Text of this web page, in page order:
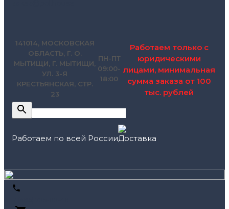
141014, МОСКОВСКАЯ
ОБЛАСТЬ, Г. О.
МЫТИЩИ, Г. МЫТИЩИ,
УЛ. 3-Я
КРЕСТЬЯНСКАЯ, СТР.
23
ПН-ПТ
09:00-
18:00
Работаем только с
юридическими
лицами, минимальная
сумма заказа от 100
тыс. рублей
Работаем по всей России